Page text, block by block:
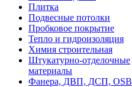
Плитка
Подвесные потолки
Пробковое покрытие
Тепло и гидроизоляция
Химия строительная
Штукатурно-отделочные
материалы
Фанера, ДВП, ДСП, OSB